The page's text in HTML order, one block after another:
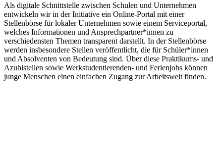
Als digitale Schnittstelle zwischen Schulen und Unternehmen
entwickeln wir in der Initiative ein Online-Portal mit einer
Stellenbörse für lokaler Unternehmen sowie einem Serviceportal,
welches Informationen und Ansprechpartner*innen zu
verschiedensten Themen transparent darstellt. In der Stellenbörse
werden insbesondere Stellen veröffentlicht, die für Schüler*innen
und Absolventen von Bedeutung sind. Über diese Praktikums- und
Azubistellen sowie Werkstudentierenden- und Ferienjobs können
junge Menschen einen einfachen Zugang zur Arbeitswelt finden.